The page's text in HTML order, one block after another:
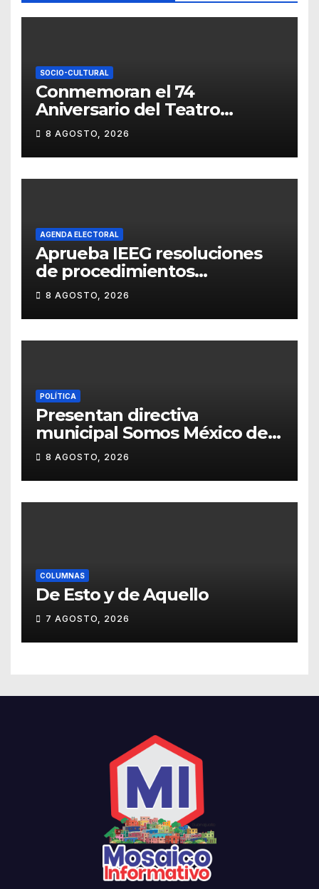
SOCIO-CULTURAL
Conmemoran el 74
Aniversario del Teatro
Universitario con una
representación del
“Retablillo jovial”
8 AGOSTO, 2026
AGENDA ELECTORAL
Aprueba IEEG resoluciones
de procedimientos
sancionadores
8 AGOSTO, 2026
POLÍTICA
Presentan directiva
municipal Somos México de
Guanajuato
8 AGOSTO, 2026
COLUMNAS
De Esto y de Aquello
7 AGOSTO, 2026